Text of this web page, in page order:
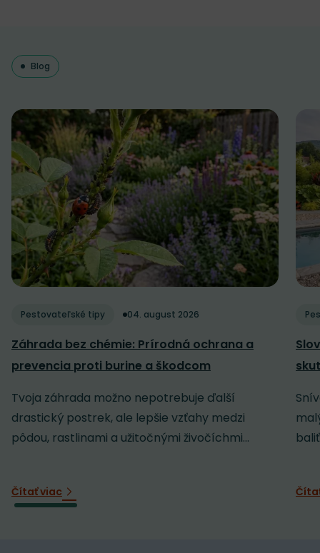
Blog
Pestovateľské tipy 04. august 2026
Záhrada bez chémie: Prírodná ochrana a
prevencia proti burine a škodcom
Tvoja záhrada možno nepotrebuje ďalší
drastický postrek, ale lepšie vzťahy medzi
pôdou, rastlinami a užitočnými živočíchmi...
Čítať viac